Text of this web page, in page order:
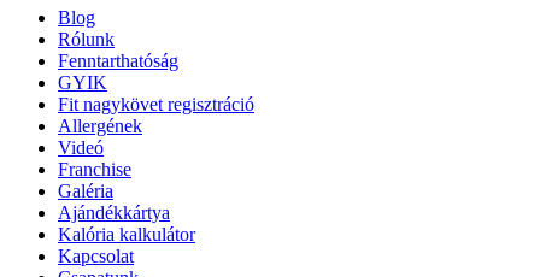
Blog
Rólunk
Fenntarthatóság
GYIK
Fit nagykövet regisztráció
Allergének
Videó
Franchise
Galéria
Ajándékkártya
Kalória kalkulátor
Kapcsolat